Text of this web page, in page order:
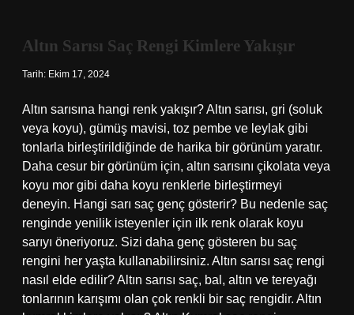
Altın Sarısı Saç Rengi Kimlere Yakışır
Tarih: Ekim 17, 2024
Altın sarısına hangi renk yakışır? Altın sarısı, gri (soluk
veya koyu), gümüş mavisi, toz pembe ve leylak gibi
tonlarla birleştirildiğinde de harika bir görünüm yaratır.
Daha cesur bir görünüm için, altın sarısını çikolata veya
koyu mor gibi daha koyu renklerle birleştirmeyi
deneyin. Hangi sarı saç genç gösterir? Bu nedenle saç
renginde yenilik isteyenler için ilk renk olarak koyu
sarıyı öneriyoruz. Sizi daha genç gösteren bu saç
rengini her yaşta kullanabilirsiniz. Altın sarısı saç rengi
nasıl elde edilir? Altın sarısı saç, bal, altın ve tereyağı
tonlarının karışımı olan çok renkli bir saç rengidir. Altın